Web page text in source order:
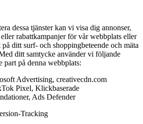
dessa tjänster kan vi visa dig annonser,
rabattkampanjer för vår webbplats eller
på ditt surf- och shoppingbeteende och mäta
ditt samtycke använder vi följande
part på denna webbplats:
Advertising, creativecdn.com
Pixel, Klickbaserade
Ads Defender
Tracking